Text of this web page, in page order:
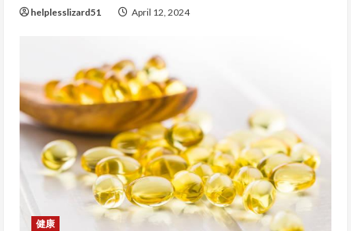
helplesslizard51 April 12, 2024
健康